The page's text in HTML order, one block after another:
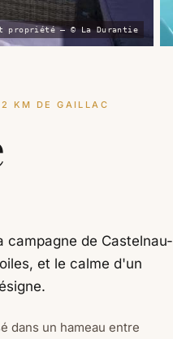
propriété — © La Durantie
KM DE GAILLAC
campagne de Castelnau-
et le calme d'un
dans un hameau entre